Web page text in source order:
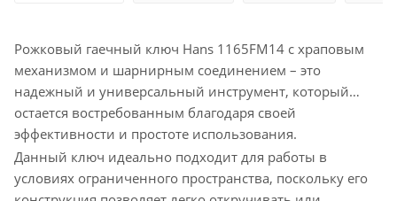
Рожковый гаечный ключ Hans 1165FM14 с храповым
механизмом и шарнирным соединением – это
надежный и универсальный инструмент, который
остается востребованным благодаря своей
эффективности и простоте использования.
Данный ключ идеально подходит для работы в
условиях ограниченного пространства, поскольку его